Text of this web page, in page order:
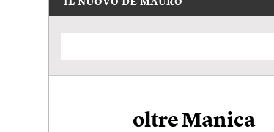
IL NUOVO DE MAURO
oltre Manica